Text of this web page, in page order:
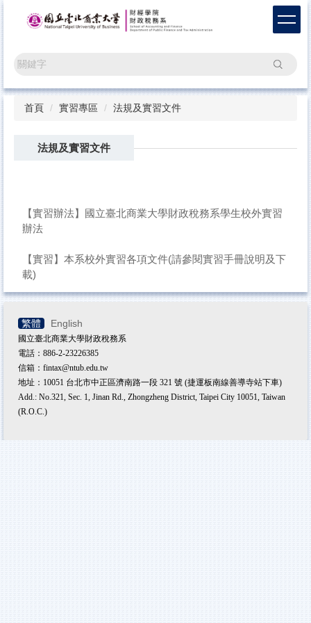
區
搜尋
首頁 實習專區 法規及實習文件
法規及實習文件
【實習辦法】國立臺北商業大學財政稅務系學生校外實習
辦法
【實習】本系校外實習各項文件(請參閱實習手冊說明及下
載)
繁體 English
國立臺北商業大學財政稅務系
電話：886-2-23226385
信箱：fintax@ntub.edu.tw
地址：10051 台北市中正區濟南路一段 321 號 (捷運板南線善導寺站下車)
Add.: No.321, Sec. 1, Jinan Rd., Zhongzheng District, Taipei City 10051, Taiwan
(R.O.C.)